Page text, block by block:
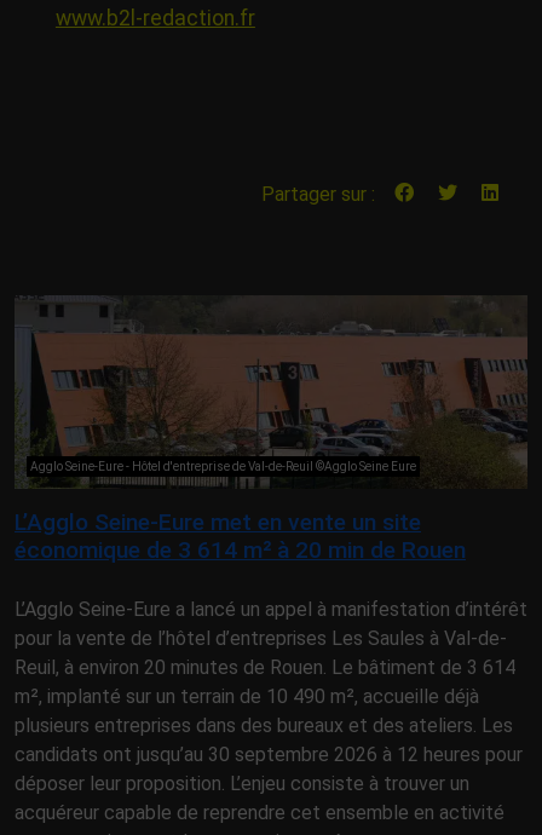
www.b2l-redaction.fr
Partager sur :
Agglo Seine-Eure - Hôtel d'entreprise de Val-de-Reuil ©Agglo Seine Eure
L’Agglo Seine-Eure met en vente un site
économique de 3 614 m² à 20 min de Rouen
L’Agglo Seine-Eure a lancé un appel à manifestation d’intérêt
pour la vente de l’hôtel d’entreprises Les Saules à Val-de-
Reuil, à environ 20 minutes de Rouen. Le bâtiment de 3 614
m², implanté sur un terrain de 10 490 m², accueille déjà
plusieurs entreprises dans des bureaux et des ateliers. Les
candidats ont jusqu’au 30 septembre 2026 à 12 heures pour
déposer leur proposition. L’enjeu consiste à trouver un
acquéreur capable de reprendre cet ensemble en activité